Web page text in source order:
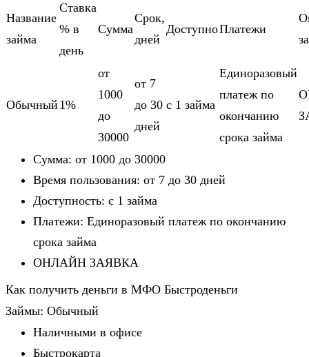
Название
займа
Ставка
% в
день
Cумма
Cрок,
дней
ДоступноПлатежи
Обычный 1%
от
1000
до
30000
от 7
до 30
дней
c 1 займа
Единоразовый
платеж по
окончанию
срока займа
Сумма: от 1000 до 30000
Время пользования: от 7 до 30 дней
Доступность: c 1 займа
Платежи: Единоразовый платеж по окончанию
срока займа
ОНЛАЙН ЗАЯВКА
Как получить деньги в МФО Быстроденьги
Займы: Обычный
Наличными в офисе
Быстрокарта